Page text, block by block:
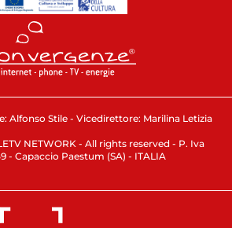
Alfonso Stile - Vicedirettore: Marilina Letizia
NETWORK - All rights reserved - P. Iva
- Capaccio Paestum (SA) - ITALIA